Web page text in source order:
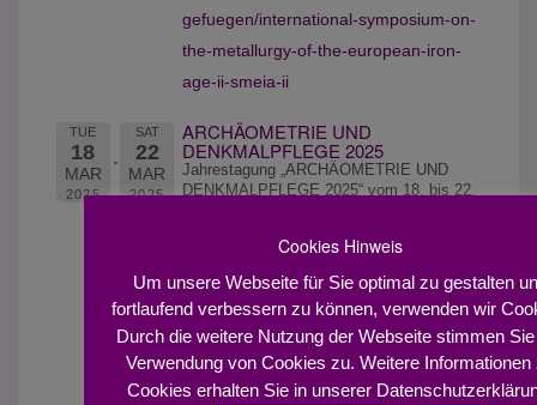
gefuegen/international-symposium-on-
the-metallurgy-of-the-european-iron-
age-ii-smeia-ii
TUE
18
MAR
2025
SAT
22
MAR
2025
ARCHÄOMETRIE UND
DENKMALPFLEGE 2025
Jahrestagung „ARCHÄOMETRIE UND
DENKMALPFLEGE 2025“ vom 18. bis 22.
Anmeldung von Beiträgen (Vorträge
zum 31. Oktober 2024
Weiter Informationen finden Sie hier:
Tagungswebseite
Cookies Hinweis
Um unsere Webseite für Sie optimal zu gestalten
fortlaufend verbessern zu können, verwenden wir
Durch die weitere Nutzung der Webseite stimmen
Verwendung von Cookies zu. Weitere Informationen
Cookies erhalten Sie in unserer